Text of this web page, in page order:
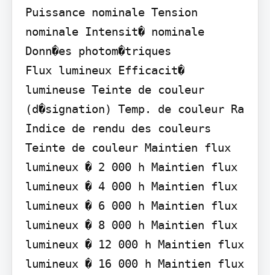
Puissance nominale Tension
nominale Intensit� nominale
Donn�es photom�triques
Flux lumineux Efficacit�
lumineuse Teinte de couleur
(d�signation) Temp. de couleur Ra
Indice de rendu des couleurs
Teinte de couleur Maintien flux
lumineux � 2 000 h Maintien flux
lumineux � 4 000 h Maintien flux
lumineux � 6 000 h Maintien flux
lumineux � 8 000 h Maintien flux
lumineux � 12 000 h Maintien flux
lumineux � 16 000 h Maintien flux